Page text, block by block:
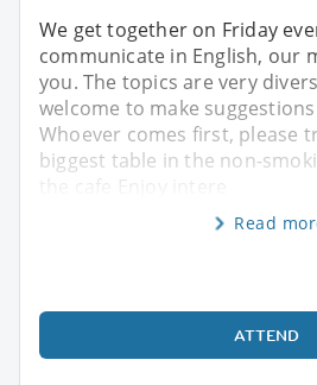
We get together on Friday
communicate in English, our
you. The topics are very
welcome to make
Whoever comes first, please
biggest table in the non-
the cafe Enjoy intere
Read
ATTEND